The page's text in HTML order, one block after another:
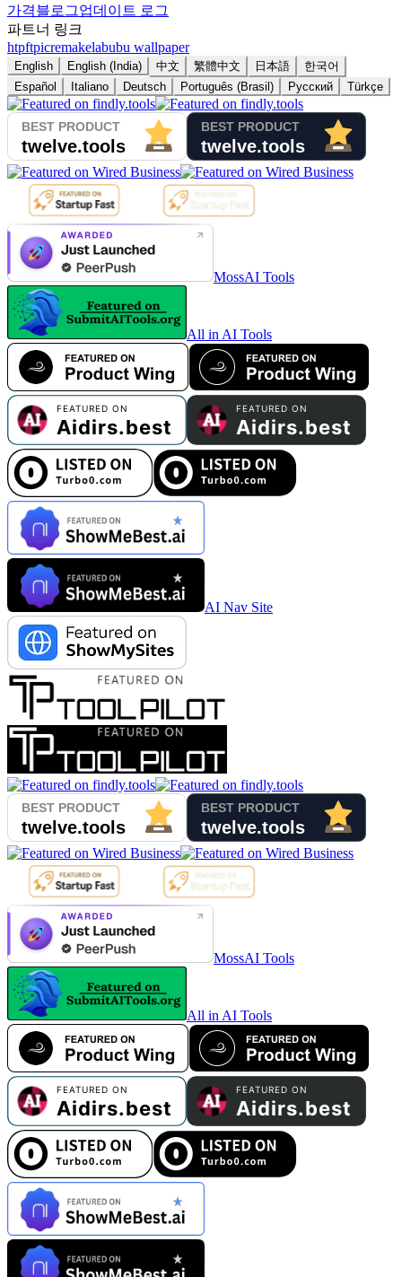
가격블로그업데이트 로그
파트너 링크
htpftpicremakelabubu wallpaper
English English (India) 中文 繁體中文 日本語
한국어
Español
Italiano Deutsch Português (Brasil) Русский Türkçe
MossAI Tools
All in AI Tools
AI Nav Site
MossAI Tools
All in AI Tools